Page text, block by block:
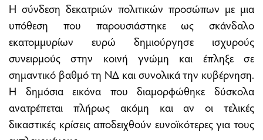
Η σύνδεση δεκατριών πολιτικών προσώπων με μια
υπόθεση που παρουσιάστηκε ως σκάνδαλο
εκατομμυρίων ευρώ δημιούργησε ισχυρούς
συνειρμούς στην κοινή γνώμη και έπληξε σε
σημαντικό βαθμό τη ΝΔ και συνολικά την κυβέρνηση.
Η δημόσια εικόνα που διαμορφώθηκε δύσκολα
ανατρέπεται πλήρως ακόμη και αν οι τελικές
δικαστικές κρίσεις αποδειχθούν ευνοϊκότερες για τους